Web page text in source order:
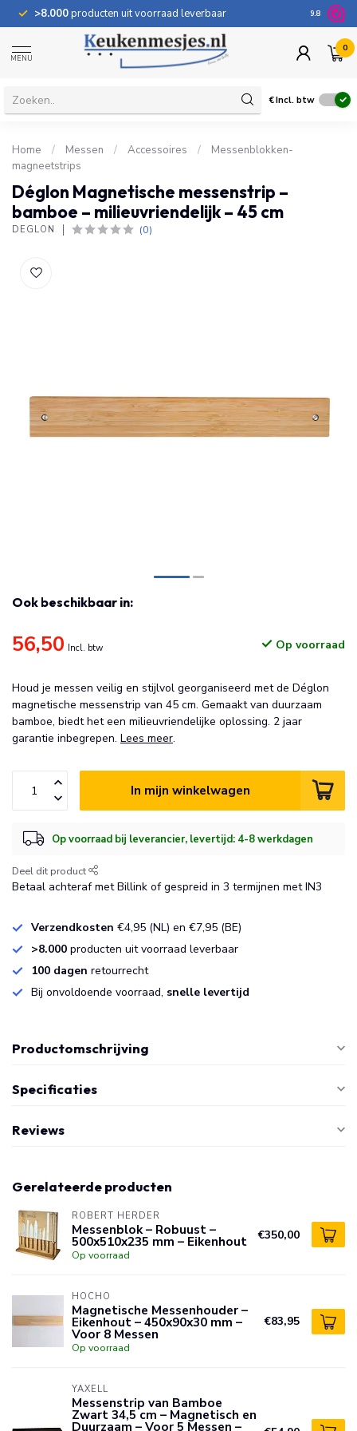
>8.000producten uit voorraad leverbaar 100
9.8
MENU
0
€Incl. btw
Home / Messen / Accessoires /
Messenblokken-
magneetstrips
Déglon Magnetische messenstrip –
bamboe – milieuvriendelijk – 45 cm
DÉGLON (0)
Ook beschikbaar in:
56,50 Incl. btw Op voorraad
Houd je messen veilig en stijlvol georganiseerd met de Déglon
magnetische messenstrip van 45 cm. Gemaakt van duurzaam
bamboe, biedt het een milieuvriendelijke oplossing. 2 jaar
garantie inbegrepen. Lees meer.
In mijn winkelwagen
Op voorraad bij leverancier, levertijd: 4-8 werkdagen
Deel dit product
Betaal achteraf met Billink of gespreid in 3 termijnen met IN3
Verzendkosten €4,95 (NL) en €7,95 (BE)
>8.000 producten uit voorraad leverbaar
100 dagen retourrecht
Bij onvoldoende voorraad, snelle levertijd
Productomschrijving
Specificaties
Reviews
Gerelateerde producten
ROBERT HERDER
Messenblok – Robuust –
500x510x235 mm – Eikenhout
Op voorraad
€350,00
HOCHO
Magnetische Messenhouder –
Eikenhout – 450x90x30 mm –
Voor 8 Messen
Op voorraad
€83,95
YAXELL
Messenstrip van Bamboe
Zwart 34,5 cm – Magnetisch en
Duurzaam – Voor 5 Messen –